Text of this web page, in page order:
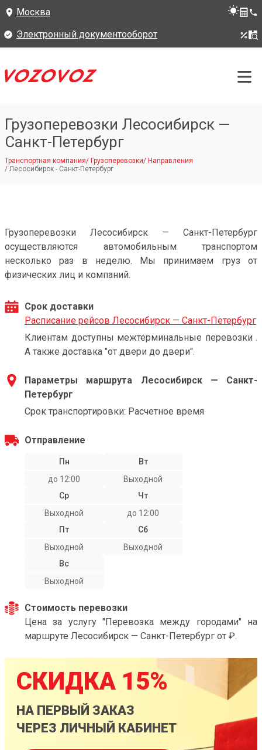
Москва
Электронный документооборот
Грузоперевозки Лесосибирск —
Санкт-Петербург
Транспортная компания/ Грузоперевозки/ Направления
/ Лесосибирск - Санкт-Петербург
Грузоперевозки Лесосибирск — Санкт-Петербург
осуществляются автомобильным транспортом
несколько раз в неделю. Мы принимаем груз от
физических лиц и компаний.
Срок доставки
Расписание рейсов Лесосибирск — Санкт-Петербург
Клиентам доступны межтерминальные перевозки .
А также доставка "от двери до двери".
Параметры маршрута Лесосибирск — Санкт-
Петербург
Срок транспортировки: Расчетное время
Отправление
Пн
до 12:00
Вт
Выходной
Ср
Выходной
Чт
до 12:00
Пт
Выходной
Сб
Выходной
Вс
Выходной
Стоимость перевозки
Цена за услугу "Перевозка между городами" на
маршруте Лесосибирск — Санкт-Петербург от ₽.
СКИДКА 15%
НА ПЕРВЫЙ ЗАКАЗ
ЧЕРЕЗ ЛИЧНЫЙ КАБИНЕТ